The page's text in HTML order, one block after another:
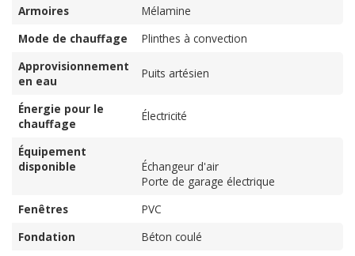
Armoires
Mélamine
Mode de chauffage
Plinthes à convection
Approvisionnement
en eau
Puits artésien
Énergie pour le
chauffage
Électricité
Équipement
disponible
Échangeur d'air
Porte de garage électrique
Fenêtres
PVC
Fondation
Béton coulé